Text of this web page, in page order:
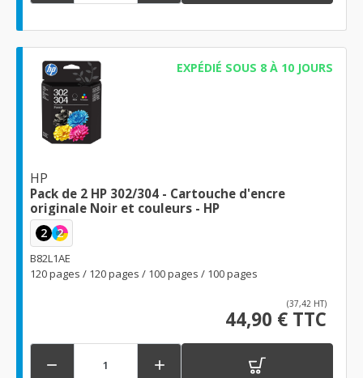
EXPÉDIÉ SOUS 8 À 10 JOURS
HP
Pack de 2 HP 302/304 - Cartouche d'encre
originale Noir et couleurs - HP
2 2
B82L1AE
120 pages / 120 pages / 100 pages / 100 pages
(37,42 HT)
44,90 € TTC
 